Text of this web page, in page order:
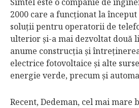
2000 care a funcţionat la
soluţii pentru operatorii de
ulterior şi-a mai dezvoltat două
anume construcţia şi
electrice fotovoltaice şi alte
energie verde, precum şi
Recent, Dedeman, cel mai mare